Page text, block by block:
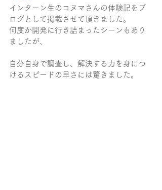
インターン生のコヌマさんの体験記をブ
ログとして掲載させて頂きました。
何度か開発に行き詰まったシーンもあり
ましたが、
自分自身で調査し、解決する力を身につ
けるスピードの早さには驚きました。